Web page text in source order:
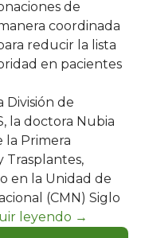
de
coordinada
reducir la lista
en pacientes
División de
la doctora Nubia
la Primera
Trasplantes,
en la Unidad de
(CMN) Siglo